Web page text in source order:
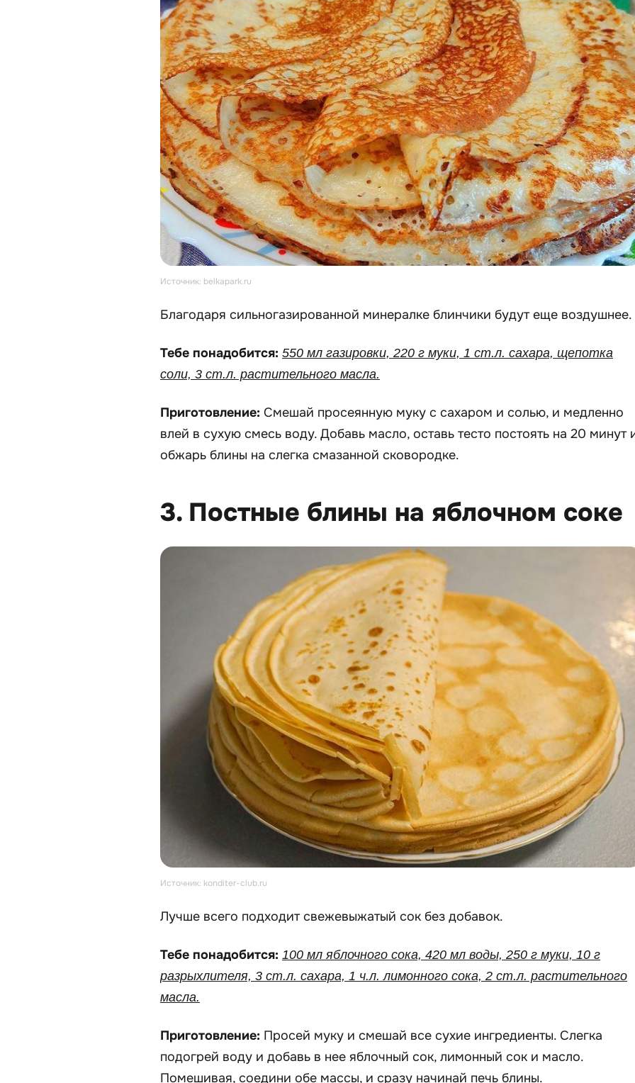
Источник: belkapark.ru
Благодаря сильногазированной минералке блинчики будут еще воздушнее.
Тебе понадобится: 550 мл газировки, 220 г муки, 1 ст.л. сахара, щепотка
соли, 3 ст.л. растительного масла.
Приготовление: Смешай просеянную муку с сахаром и солью, и медленно
влей в сухую смесь воду. Добавь масло, оставь тесто постоять на 20 минут
обжарь блины на слегка смазанной сковородке.
3. Постные блины на яблочном соке
Источник: konditer-club.ru
Лучше всего подходит свежевыжатый сок без добавок.
Тебе понадобится: 100 мл яблочного сока, 420 мл воды, 250 г муки, 10 г
разрыхлителя, 3 ст.л. сахара, 1 ч.л. лимонного сока, 2 ст.л. растительного
масла.
Приготовление: Просей муку и смешай все сухие ингредиенты. Слегка
подогрей воду и добавь в нее яблочный сок, лимонный сок и масло.
Помешивая, соедини обе массы, и сразу начинай печь блины.